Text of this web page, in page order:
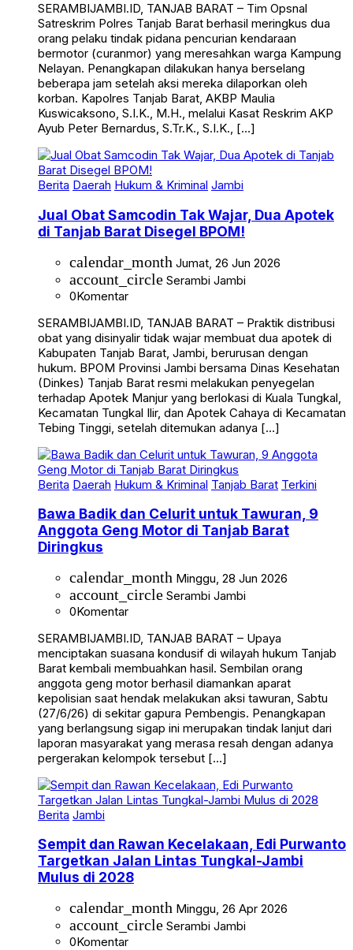
SERAMBIJAMBI.ID, TANJAB BARAT – Tim Opsnal
Satreskrim Polres Tanjab Barat berhasil meringkus dua
orang pelaku tindak pidana pencurian kendaraan
bermotor (curanmor) yang meresahkan warga Kampung
Nelayan. Penangkapan dilakukan hanya berselang
beberapa jam setelah aksi mereka dilaporkan oleh
korban. Kapolres Tanjab Barat, AKBP Maulia
Kuswicaksono, S.I.K., M.H., melalui Kasat Reskrim AKP
Ayub Peter Bernardus, S.Tr.K., S.I.K., […]
Berita Daerah Hukum & Kriminal Jambi
Jual Obat Samcodin Tak Wajar, Dua Apotek
di Tanjab Barat Disegel BPOM!
calendar_month Jumat, 26 Jun 2026
account_circle Serambi Jambi
0Komentar
SERAMBIJAMBI.ID, TANJAB BARAT – Praktik distribusi
obat yang disinyalir tidak wajar membuat dua apotek di
Kabupaten Tanjab Barat, Jambi, berurusan dengan
hukum. BPOM Provinsi Jambi bersama Dinas Kesehatan
(Dinkes) Tanjab Barat resmi melakukan penyegelan
terhadap Apotek Manjur yang berlokasi di Kuala Tungkal,
Kecamatan Tungkal Ilir, dan Apotek Cahaya di Kecamatan
Tebing Tinggi, setelah ditemukan adanya […]
Berita Daerah Hukum & Kriminal Tanjab Barat Terkini
Bawa Badik dan Celurit untuk Tawuran, 9
Anggota Geng Motor di Tanjab Barat
Diringkus
calendar_month Minggu, 28 Jun 2026
account_circle Serambi Jambi
0Komentar
SERAMBIJAMBI.ID, TANJAB BARAT – Upaya
menciptakan suasana kondusif di wilayah hukum Tanjab
Barat kembali membuahkan hasil. Sembilan orang
anggota geng motor berhasil diamankan aparat
kepolisian saat hendak melakukan aksi tawuran, Sabtu
(27/6/26) di sekitar gapura Pembengis. Penangkapan
yang berlangsung sigap ini merupakan tindak lanjut dari
laporan masyarakat yang merasa resah dengan adanya
pergerakan kelompok tersebut […]
Berita Jambi
Sempit dan Rawan Kecelakaan, Edi Purwanto
Targetkan Jalan Lintas Tungkal-Jambi
Mulus di 2028
calendar_month Minggu, 26 Apr 2026
account_circle Serambi Jambi
0Komentar